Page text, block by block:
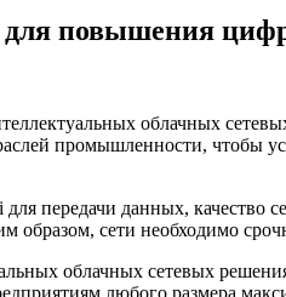
повышения
облачных
промышленности,
передачи данных, качество
образом, сети необходимо
облачных сетевых